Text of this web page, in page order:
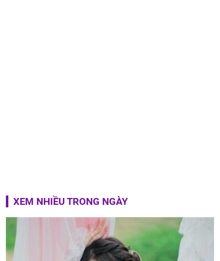
XEM NHIỀU TRONG NGÀY